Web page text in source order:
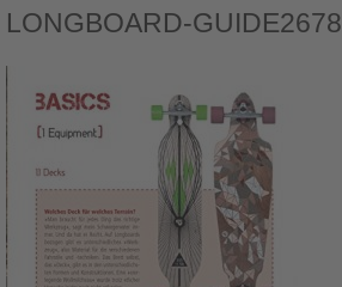
LONGBOARD-GUIDE2678